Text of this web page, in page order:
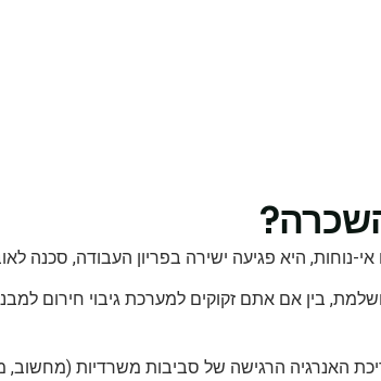
היא פגיעה ישירה בפריון העבודה, סכנה
בין אם אתם זקוקים למערכת גיבוי חירום
האנרגיה הרגישה של סביבות משרדיות (מחשוב,